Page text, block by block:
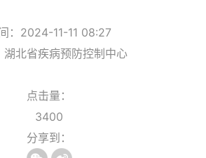
：2024-11-11 08:27
湖北省疾病预防控制中心
点击量：
3400
分享到：